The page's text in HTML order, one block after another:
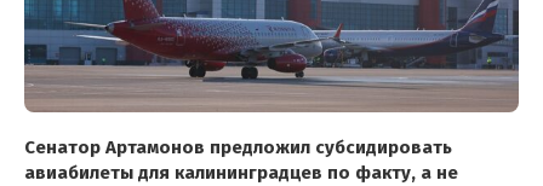
Сенатор Артамонов предложил субсидировать
авиабилеты для калининградцев по факту, а не